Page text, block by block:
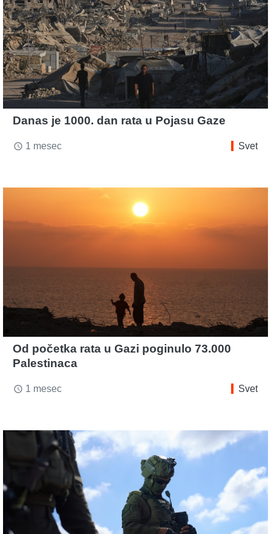
Danas je 1000. dan rata u Pojasu Gaze
access_time 1 mesec Svet
Od početka rata u Gazi poginulo 73.000
Palestinaca
access_time 1 mesec Svet